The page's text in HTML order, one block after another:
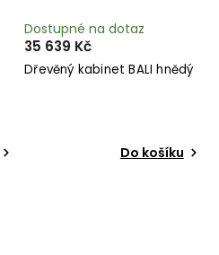
Dřevěný kabinet BALI hnědý
Dostupné na dotaz
35 639 Kč
Do košíku